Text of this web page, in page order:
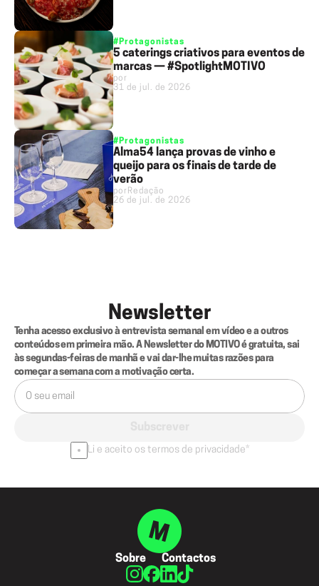
#Protagonistas
5 caterings criativos para eventos de
marcas — #SpotlightMOTIVO
por
31 de jul. de 2026
#Protagonistas
Alma54 lança provas de vinho e
queijo para os finais de tarde de
verão
por Redação
26 de jul. de 2026
Newsletter
Tenha acesso exclusivo à entrevista semanal em vídeo e a outros
conteúdos em primeira mão. A Newsletter do MOTIVO é gratuita, sai
às segundas-feiras de manhã e vai dar-lhe muitas razões para
começar a semana com a motivação certa.
Li e aceito os termos de privacidade*
Sobre Contactos